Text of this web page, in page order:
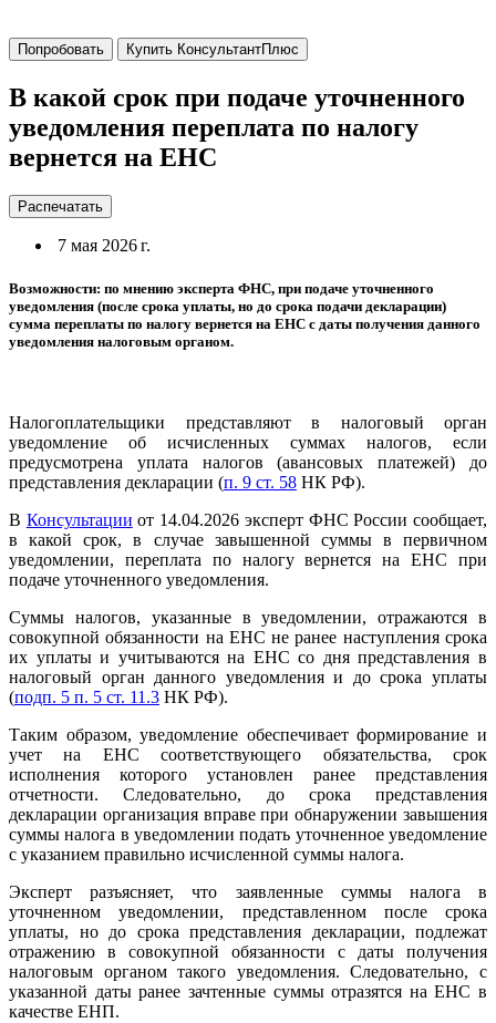
Попробовать Купить КонсультантПлюс
В какой срок при подаче уточненного
уведомления переплата по налогу
вернется на ЕНС
Распечатать
7 мая 2026 г.
Возможности: по мнению эксперта ФНС, при подаче уточненного
уведомления (после срока уплаты, но до срока подачи декларации)
сумма переплаты по налогу вернется на ЕНС с даты получения данного
уведомления налоговым органом.
Налогоплательщики представляют в налоговый орган
уведомление об исчисленных суммах налогов, если
предусмотрена уплата налогов (авансовых платежей) до
представления декларации (п. 9 ст. 58 НК РФ).
В Консультации от 14.04.2026 эксперт ФНС России сообщает,
в какой срок, в случае завышенной суммы в первичном
уведомлении, переплата по налогу вернется на ЕНС при
подаче уточненного уведомления.
Суммы налогов, указанные в уведомлении, отражаются в
совокупной обязанности на ЕНС не ранее наступления срока
их уплаты и учитываются на ЕНС со дня представления в
налоговый орган данного уведомления и до срока уплаты
(подп. 5 п. 5 ст. 11.3 НК РФ).
Таким образом, уведомление обеспечивает формирование и
учет на ЕНС соответствующего обязательства, срок
исполнения которого установлен ранее представления
отчетности. Следовательно, до срока представления
декларации организация вправе при обнаружении завышения
суммы налога в уведомлении подать уточненное уведомление
с указанием правильно исчисленной суммы налога.
Эксперт разъясняет, что заявленные суммы налога в
уточненном уведомлении, представленном после срока
уплаты, но до срока представления декларации, подлежат
отражению в совокупной обязанности с даты получения
налоговым органом такого уведомления. Следовательно, с
указанной даты ранее зачтенные суммы отразятся на ЕНС в
качестве ЕНП.